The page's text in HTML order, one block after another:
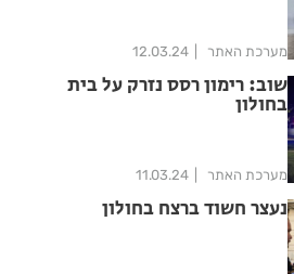
מערכת האתר 12.03.24
שוב: רימון רסס נזרק על בית
בחולון
מערכת האתר 11.03.24
נעצר חשוד ברצח בחולון